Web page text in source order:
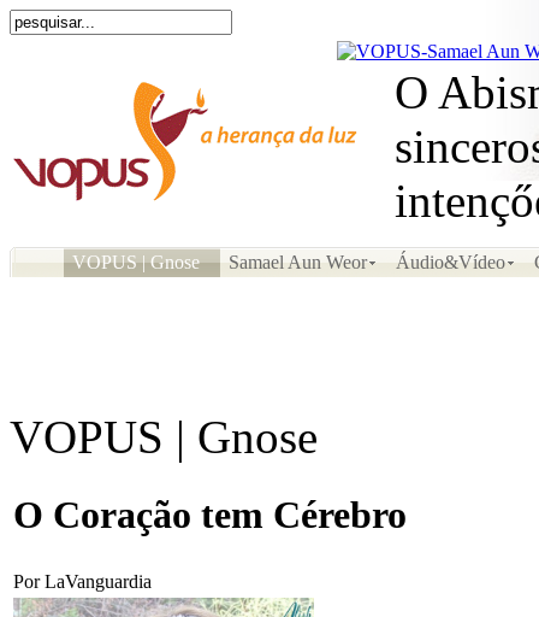
O
VOPUS | Gnose Samael Aun Weor Áudio&Vídeo
VOPUS | Gnose
O Coração tem Cérebro
Por LaVanguardia